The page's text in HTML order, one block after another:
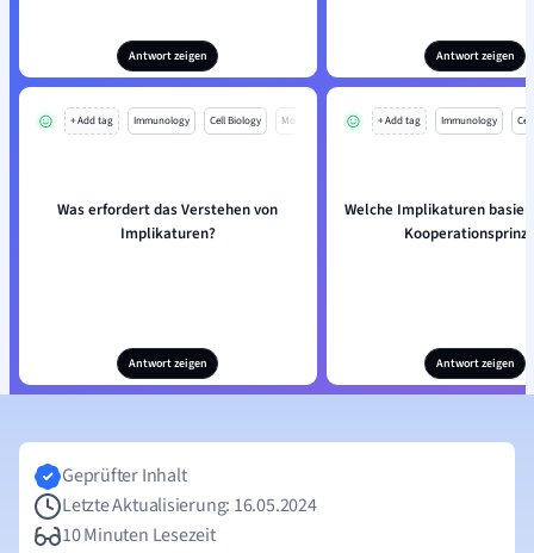
Antwort zeigen Antwort zeigen
+ Add tag Immunology Cell Biology Mo
Was erfordert das Verstehen von
Implikaturen?
Antwort zeigen
+ Add tag Immunology
Welche Implikaturen
Antwort zeigen
Geprüfter Inhalt
Letzte Aktualisierung: 16.05.2024
10 Minuten Lesezeit